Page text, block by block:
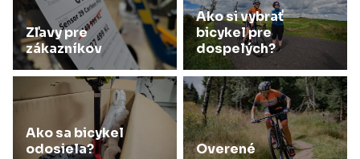
Zľavy pre
zákazníkov
Ako si vybrať
bicykel pre
dospelých?
Ako sa bicykel
odosiela?
Overené